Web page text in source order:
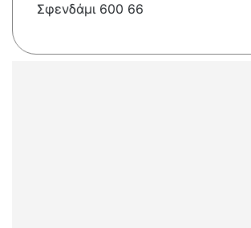
Σφενδάμι 600 66